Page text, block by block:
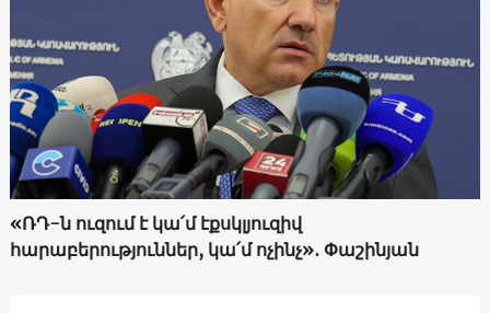
«ՌԴ-ն ուզում է կա՛մ էքսկլյուզիվ
հարաբերություններ, կա՛մ ոչինչ»․ Փաշինյան